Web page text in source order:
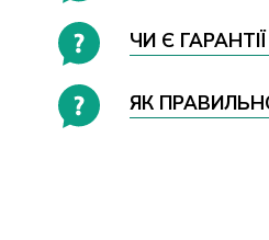
ЧИ Є
ЯК